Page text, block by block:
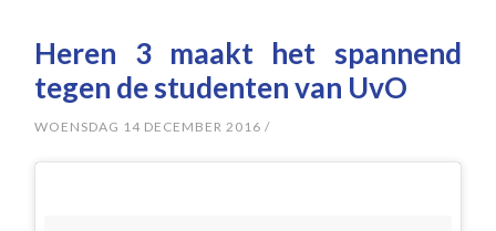
Heren 3 maakt het spannend
tegen de studenten van UvO
WOENSDAG 14 DECEMBER 2016 /